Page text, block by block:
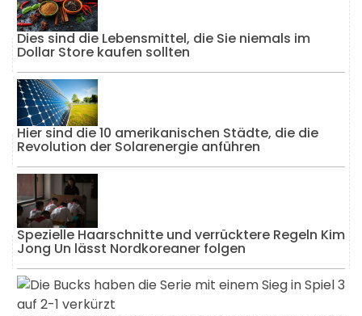
Dies sind die Lebensmittel, die Sie niemals im
Dollar Store kaufen sollten
Hier sind die 10 amerikanischen Städte, die die
Revolution der Solarenergie anführen
Spezielle Haarschnitte und verrücktere Regeln Kim
Jong Un lässt Nordkoreaner folgen